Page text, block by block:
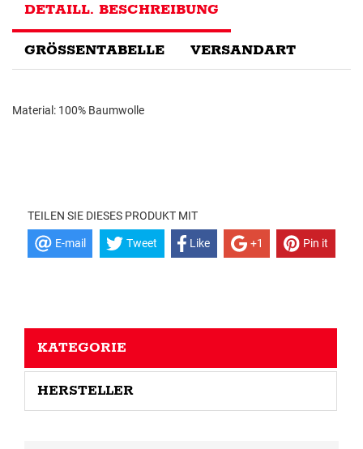
DETAILL. BESCHREIBUNG
GRÖSSENTABELLE VERSANDART
Material: 100% Baumwolle
TEILEN SIE DIESES PRODUKT MIT
E-mail Tweet Like +1 Pin it
KATEGORIE
HERSTELLER